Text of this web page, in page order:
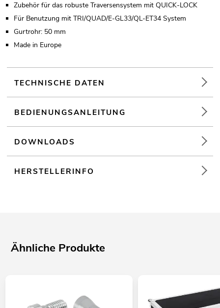
Zubehör für das robuste Traversensystem mit QUICK-LOCK
Für Benutzung mit TRI/QUAD/E-GL33/QL-ET34 System
Gurtrohr: 50 mm
Made in Europe
TECHNISCHE DATEN
BEDIENUNGSANLEITUNG
DOWNLOADS
HERSTELLERINFO
Ähnliche Produkte